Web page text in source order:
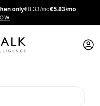
only€8.33/mo€5.83/mo